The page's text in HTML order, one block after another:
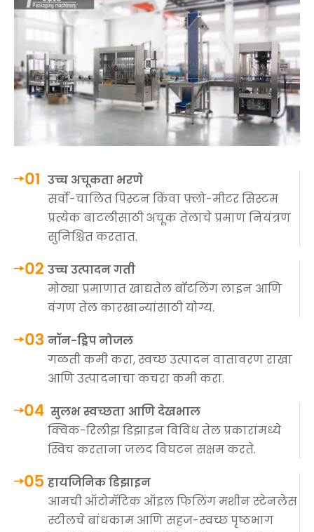
उच्च अचूकता भरणे
सर्वो-चालित पिस्टन किंवा फ्लो-मीटर सिस्टम
प्रत्येक बाटलीसाठी अचूक तेलाचे प्रमाण नियंत्रण
सुनिश्चित करतात.
उच्च उत्पादन गती
मोठ्या प्रमाणात खाद्यतेल बॉटलिंग लाइन आणि
वंगण तेल कारखान्यांसाठी योग्य.
नॉन-ड्रिप नोजल
गळती कमी करा, स्वच्छ उत्पादन वातावरण राखा
आणि उत्पादनाचा कचरा कमी करा.
सुलभ स्वच्छता आणि देखभाल
क्विक-रिलीझ डिझाइन विविध तेल प्रकारांमध्ये
स्विच करताना जलद विघटन सक्षम करते.
हायजिनिक डिझाइन
आमची ऑटोमॅटिक ऑइल फिलिंग मशीन स्टेनलेस
स्टीलचे बांधकाम आणि सहज-स्वच्छ पृष्ठभाग